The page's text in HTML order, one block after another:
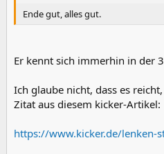
e
Ende gut, alles gut.
Er kennt sich immerhin in der
Ich glaube nicht, dass es
Zitat aus diesem kicker-Artikel:
https://www.kicker.de/lenken-